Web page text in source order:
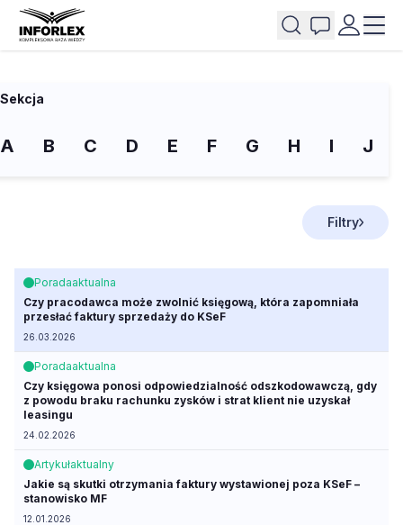
Sekcja
A B C D E F G H I J
Filtry
Poradaaktualna
Czy pracodawca może zwolnić księgową, która zapomniała
przesłać faktury sprzedaży do KSeF
26.03.2026
Poradaaktualna
Czy księgowa ponosi odpowiedzialność odszkodowawczą, gdy
z powodu braku rachunku zysków i strat klient nie uzyskał
leasingu
24.02.2026
Artykułaktualny
Jakie są skutki otrzymania faktury wystawionej poza KSeF –
stanowisko MF
12.01.2026